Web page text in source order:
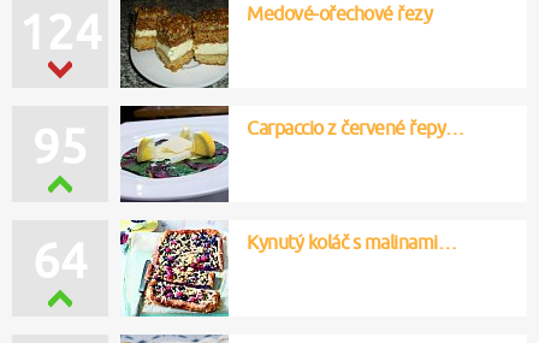
124 Medové-ořechové řezy
95 Carpaccio z červené řepy…
64 Kynutý koláč s malinami…